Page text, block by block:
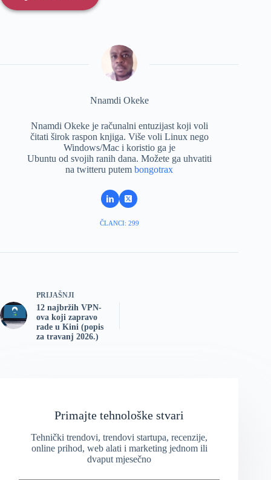
Nnamdi Okeke
Nnamdi Okeke je računalni entuzijast koji voli
čitati širok raspon knjiga. Više voli Linux nego
Windows/Mac i koristio ga je
Ubuntu od svojih ranih dana. Možete ga uhvatiti
na twitteru putembongotrax
ČLANCI: 299
PRIJAŠNJI
12 najbržih VPN-
ova koji zapravo
rade u Kini (popis
za travanj 2026.)
Primajte tehnološke stvari
Tehnički trendovi, trendovi startupa, recenzije,
online prihod, web alati i marketing jednom ili
dvaput mjesečno